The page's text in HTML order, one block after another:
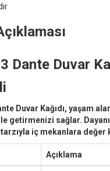
Dante Duvar
Duvar Kağıdı, yaşam
getirmenizi sağlar.
iç mekanlara değer
Açıklama